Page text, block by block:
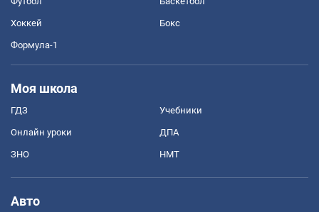
Хоккей Бокс
Формула-1
Моя школа
ГДЗ Учебники
Онлайн уроки ДПА
ЗНО НМТ
Авто